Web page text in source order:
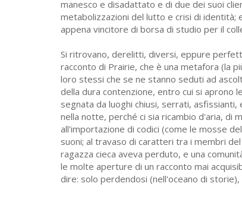
manesco e disadattato e di due dei suoi
metabolizzazioni del lutto e crisi di identità;
appena vincitore di borsa di studio per il
Si ritrovano, derelitti, diversi, eppure
racconto di Prairie, che è una metafora (la
loro stessi che se ne stanno seduti ad
della dura contenzione, entro cui si aprono
segnata da luoghi chiusi, serrati,
nella notte, perché ci sia ricambio d'aria, di
all'importazione di codici (come le mosse
suoni; al travaso di caratteri tra i membri
ragazza cieca aveva perduto, e una
le molte aperture di un racconto mai
dire: solo perdendosi (nell'oceano di storie),